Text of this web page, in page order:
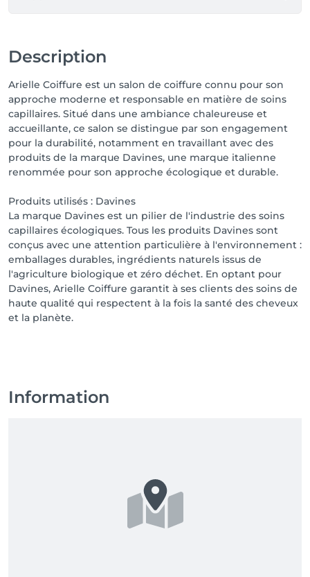
Description
Arielle Coiffure est un salon de coiffure connu pour son
approche moderne et responsable en matière de soins
capillaires. Situé dans une ambiance chaleureuse et
accueillante, ce salon se distingue par son engagement
pour la durabilité, notamment en travaillant avec des
produits de la marque Davines, une marque italienne
renommée pour son approche écologique et durable.
Produits utilisés : Davines
La marque Davines est un pilier de l'industrie des soins
capillaires écologiques. Tous les produits Davines sont
conçus avec une attention particulière à l'environnement :
emballages durables, ingrédients naturels issus de
l'agriculture biologique et zéro déchet. En optant pour
Davines, Arielle Coiffure garantit à ses clients des soins de
haute qualité qui respectent à la fois la santé des cheveux
et la planète.
Information